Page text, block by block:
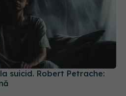
suicid. Robert Petrache: